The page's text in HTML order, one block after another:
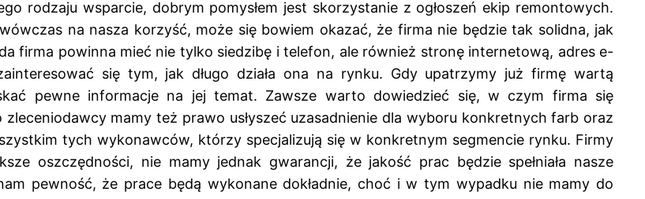
rodzaju wsparcie, dobrym pomysłem jest skorzystanie z ogłoszeń ekip remontowych.
na nasza korzyść, może się bowiem okazać, że firma nie będzie tak solidna, jak
firma powinna mieć nie tylko siedzibę i telefon, ale również stronę internetową, adres e-
się tym, jak długo działa ona na rynku. Gdy upatrzymy już firmę wartą
pewne informacje na jej temat. Zawsze warto dowiedzieć się, w czym firma się
zleceniodawcy mamy też prawo usłyszeć uzasadnienie dla wyboru konkretnych farb oraz
tych wykonawców, którzy specjalizują się w konkretnym segmencie rynku. Firmy
oszczędności, nie mamy jednak gwarancji, że jakość prac będzie spełniała nasze
pewność, że prace będą wykonane dokładnie, choć i w tym wypadku nie mamy do